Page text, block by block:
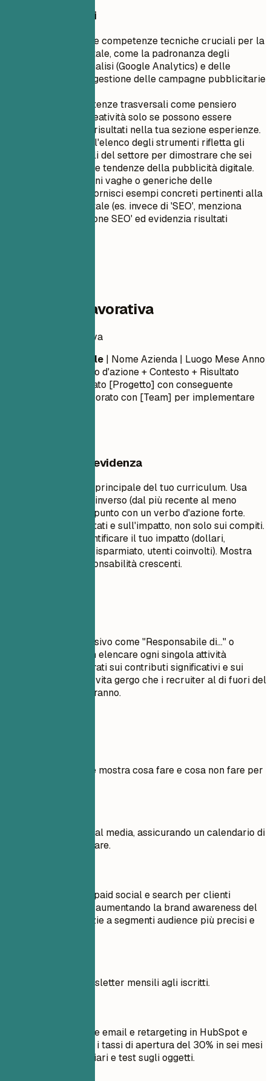
Consigli rapidi
Dai priorità alle competenze tecniche cruciali per la
pubblicità digitale, come la padronanza degli
strumenti di analisi (Google Analytics) e delle
piattaforme di gestione delle campagne pubblicitarie
Includi competenze trasversali come pensiero
strategico e creatività solo se possono essere
supportate da risultati nella tua sezione esperienze.
Assicurati che l'elenco degli strumenti rifletta gli
standard attuali del settore per dimostrare che sei
aggiornato sulle tendenze della pubblicità digitale.
Evita descrizioni vaghe o generiche delle
competenze; fornisci esempi concreti pertinenti alla
pubblicità digitale (es. invece di 'SEO', menziona
'Implementazione SEO' ed evidenzia risultati
Esperienza lavorativa
Esperienza lavorativa
Titolo Professionale | Nome Azienda | Luogo Mese Anno
- Verbo d'azione + Contesto + Risultato
(Quantificato) - Guidato [Progetto] con conseguente
[Risultato]... - Collaborato con [Team] per implementare
Cosa mettere in evidenza
Questa è la sezione principale del tuo curriculum. Usa
l'ordine cronologico inverso (dal più recente al meno
recente). Inizia ogni punto con un verbo d'azione forte.
Concentrati sui risultati e sull'impatto, non solo sui compiti.
Usa numeri per quantificare il tuo impatto (dollari,
percentuali, tempo risparmiato, utenti coinvolti). Mostra
progressione e responsabilità crescenti.
Evita linguaggio passivo come "Responsabile di..." o
"Incaricato di...". Non elencare ogni singola attività
quotidiana; concentrati sui contributi significativi e sui
risultati misurabili. Evita gergo che i recruiter al di fuori del
tuo settore non capiranno.
Esempio pratico che mostra cosa fare e cosa non fare per
Gestito account social media, assicurando un calendario di
pubblicazione regolare.
Ha sviluppato piani paid social e search per clienti
ecommerce e SaaS, aumentando la brand awareness del
35% in tre mesi grazie a segmenti audience più precisi e
Creato e inviato newsletter mensili agli iscritti.
Ha gestito campagne email e retargeting in HubSpot e
AdRoll, aumentando i tassi di apertura del 30% in sei mesi
con segmenti più chiari e test sugli oggetti.